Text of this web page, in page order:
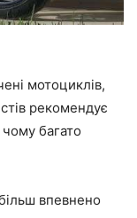
мотоциклів,
рекомендує
багато
впевнено